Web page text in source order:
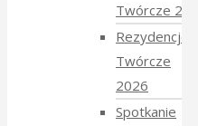
Twórcze 2026
Rezydencje
Twórcze
2026
Spotkanie